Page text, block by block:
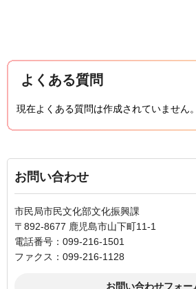
よくある質問
現在よくある質問は作成されていません。
お問い合わせ
市民局市民文化部文化振興課
〒892-8677 鹿児島市山下町11-1
電話番号：099-216-1501
ファクス：099-216-1128